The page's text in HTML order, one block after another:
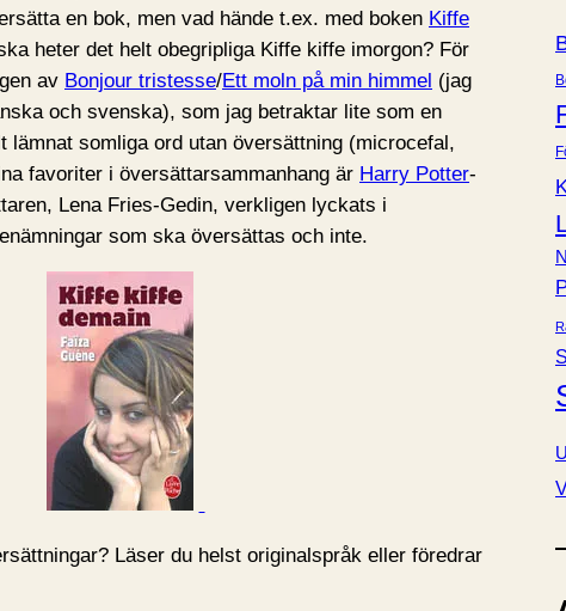
en bok, men vad hände t.ex. med boken Kiffe
heter det helt obegripliga Kiffe kiffe imorgon? För
av Bonjour tristesse/Ett moln på min himmel (jag
och svenska), som jag betraktar lite som en
lämnat somliga ord utan översättning (microcefal,
favoriter i översättarsammanhang är Harry Potter-
Lena Fries-Gedin, verkligen lyckats i
som ska översättas och inte.
Läser du helst originalspråk eller föredrar
i
e
r